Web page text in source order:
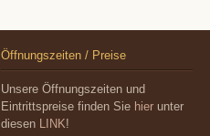
Öffnungszeiten / Preise
Unsere Öffnungszeiten und
Eintrittspreise finden Sie hier unter
diesen LINK!